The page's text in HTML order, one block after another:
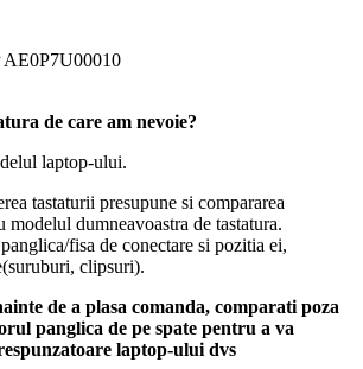
AE0P7U00010
de care am nevoie?
laptop-ului.
tastaturii presupune si compararea
modelul dumneavoastra de tastatura.
fisa de conectare si pozitia ei,
clipsuri).
de a plasa comanda, comparati poza
panglica de pe spate pentru a va
laptop-ului dvs